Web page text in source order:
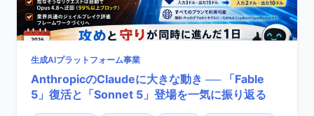
生成AIプラットフォーム事業
AnthropicのClaudeに大きな動き ── 「Fable
5」復活と「Sonnet 5」登場を一気に振り返る